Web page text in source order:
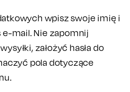
wpisz swoje imię i
e-mail. Nie zapomnij
założyć hasła do
pola dotyczące